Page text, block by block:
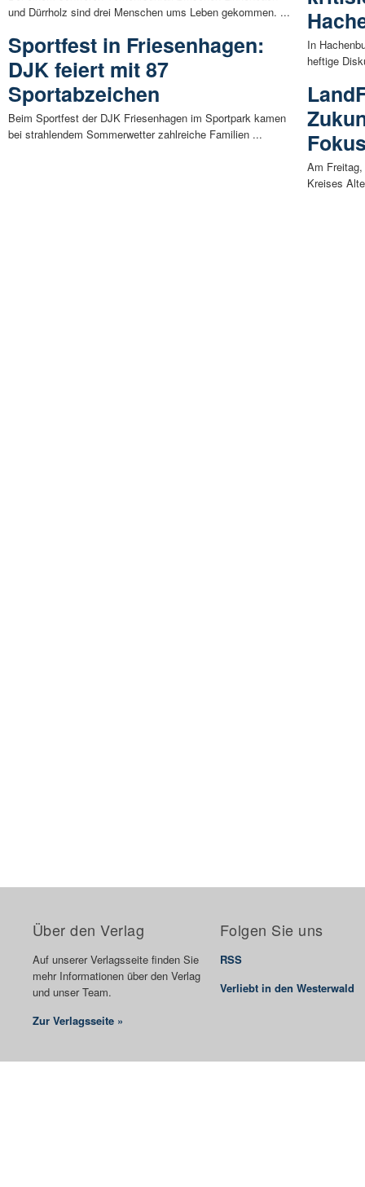
und Dürrholz sind drei Menschen ums Leben gekommen. ...
Sportfest in Friesenhagen:
DJK feiert mit 87
Sportabzeichen
Beim Sportfest der DJK Friesenhagen im Sportpark kamen
bei strahlendem Sommerwetter zahlreiche Familien ...
In
heftige
Am
Kreises
Über den Verlag
Auf unserer Verlagsseite finden Sie
mehr Informationen über den Verlag
und unser Team.
Zur Verlagsseite »
Folgen Sie uns
RSS
Verliebt in den Westerwald